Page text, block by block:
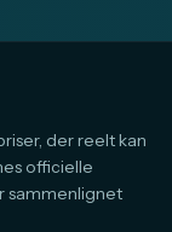
der reelt kan
officielle
sammenlignet